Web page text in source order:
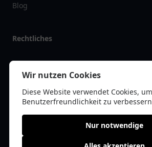
Blog
Rechtliches
Impressum
Datenschutz
Kontakt
Wir nutzen Cookies
Diese Website verwendet Cookies,
Benutzerfreundlichkeit zu
Nur notwendige